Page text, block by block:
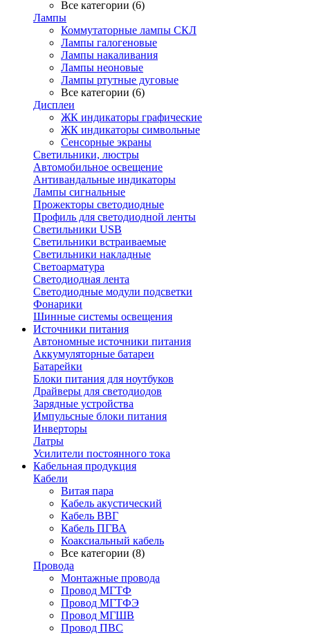
Все категории (6)
Лампы
Коммутаторные лампы СКЛ
Лампы галогеновые
Лампы накаливания
Лампы неоновые
Лампы ртутные дуговые
Все категории (6)
Дисплеи
ЖК индикаторы графические
ЖК индикаторы символьные
Сенсорные экраны
Cветильники, люстры
Автомобильное освещение
Антивандальные индикаторы
Лампы сигнальные
Прожекторы светодиодные
Профиль для светодиодной ленты
Светильники USB
Светильники встраиваемые
Светильники накладные
Светоарматура
Светодиодная лента
Светодиодные модули подсветки
Фонарики
Шинные системы освещения
Источники питания
Автономные источники питания
Аккумуляторные батареи
Батарейки
Блоки питания для ноутбуков
Драйверы для светодиодов
Зарядные устройства
Импульсные блоки питания
Инверторы
Латры
Усилители постоянного тока
Кабельная продукция
Кабели
Витая пара
Кабель акустический
Кабель ВВГ
Кабель ПГВА
Коаксиальный кабель
Все категории (8)
Провода
Монтажные провода
Провод МГТФ
Провод МГТФЭ
Провод МГШВ
Провод ПВС